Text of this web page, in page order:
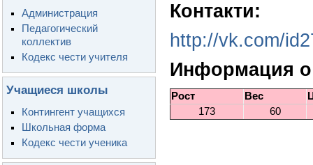
Администрация
Педагогический
коллектив
Кодекс чести учителя
Учащиеся школы
Контингент учащихся
Школьная форма
Кодекс чести ученика
Контакти:
http://vk.com/
Информация о
Рост Вес
173
60